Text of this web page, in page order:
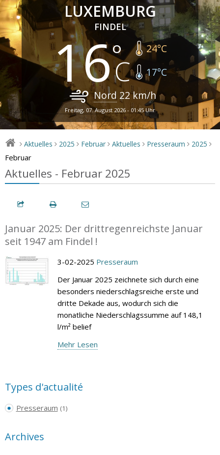
LUXEMBURG
FINDEL
16 24°C
17°C
Nord 22km/h
Freitag, 07. August 2026 - 01:45 Uhr
> Aktuelles > 2025 > Februar > Aktuelles > Presseraum > 2025 >
Februar
Aktuelles - Februar 2025
Januar 2025: Der drittregenreichste Januar
seit 1947 am Findel !
3-02-2025 Presseraum
Der Januar 2025 zeichnete sich durch eine
besonders niederschlagsreiche erste und
dritte Dekade aus, wodurch sich die
monatliche Niederschlagssumme auf 148,1
l/m² belief
Mehr Lesen
Types d'actualité
Presseraum (1)
Archives